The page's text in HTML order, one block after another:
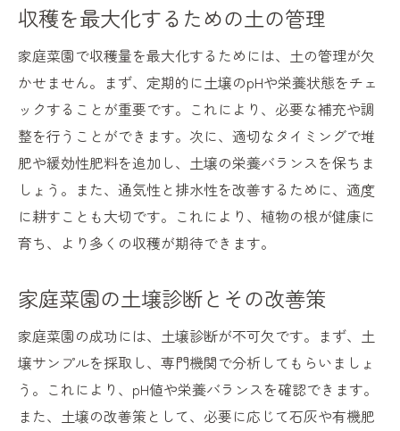
収穫を最大化するための土の管理
家庭菜園で収穫量を最大化するためには、土の管理が欠
かせません。まず、定期的に土壌のpHや栄養状態をチェ
ックすることが重要です。これにより、必要な補充や調
整を行うことができます。次に、適切なタイミングで堆
肥や緩効性肥料を追加し、土壌の栄養バランスを保ちま
しょう。また、通気性と排水性を改善するために、適度
に耕すことも大切です。これにより、植物の根が健康に
育ち、より多くの収穫が期待できます。
家庭菜園の土壌診断とその改善策
家庭菜園の成功には、土壌診断が不可欠です。まず、土
壌サンプルを採取し、専門機関で分析してもらいましょ
う。これにより、pH値や栄養バランスを確認できます。
また、土壌の改善策として、必要に応じて石灰や有機肥